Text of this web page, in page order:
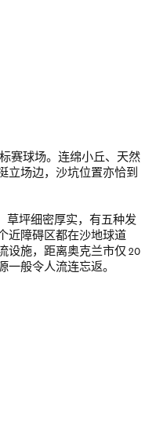
赛球场。连绵小丘、天然
立场边，沙坑位置亦恰到
草坪细密厚实，有五种发
近障碍区都在沙地球道
设施，距离奥克兰市仅 20
般令人流连忘返。